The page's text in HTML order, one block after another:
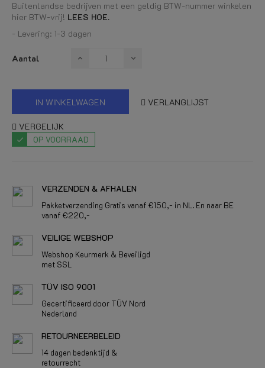
Buitenlandse bedrijven met een geldig BTW-nummer winkelen
hier BTW-vrij! LEES HOE.
- Levering: 1-3 dagen
Aantal
IN WINKELWAGEN VERLANGLIJST
VERGELIJK
OP VOORRAAD
VERZENDEN & AFHALEN
Pakketverzending Gratis vanaf €150,- in NL. En naar BE
vanaf €220,-
VEILIGE WEBSHOP
Webshop Keurmerk & Beveiligd
met SSL
TÜV ISO 9001
Gecertificeerd door TÜV Nord
Nederland
RETOURNEERBELEID
14 dagen bedenktijd &
retourrecht